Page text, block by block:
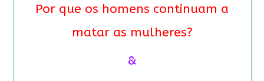
Por que os homens continuam a
matar as mulheres?
&